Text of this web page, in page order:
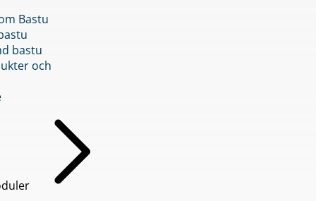
Bastu
bastu
och